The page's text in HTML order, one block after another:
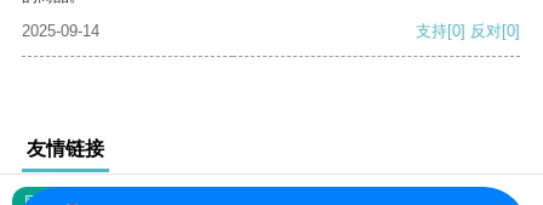
2025-09-14
支持[0] 反对[0]
友情链接